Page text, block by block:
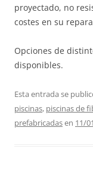
proyectado, no
costes en su
Opciones de
disponibles.
Esta entrada se
piscinas, piscinas de
prefabricadasen 11/